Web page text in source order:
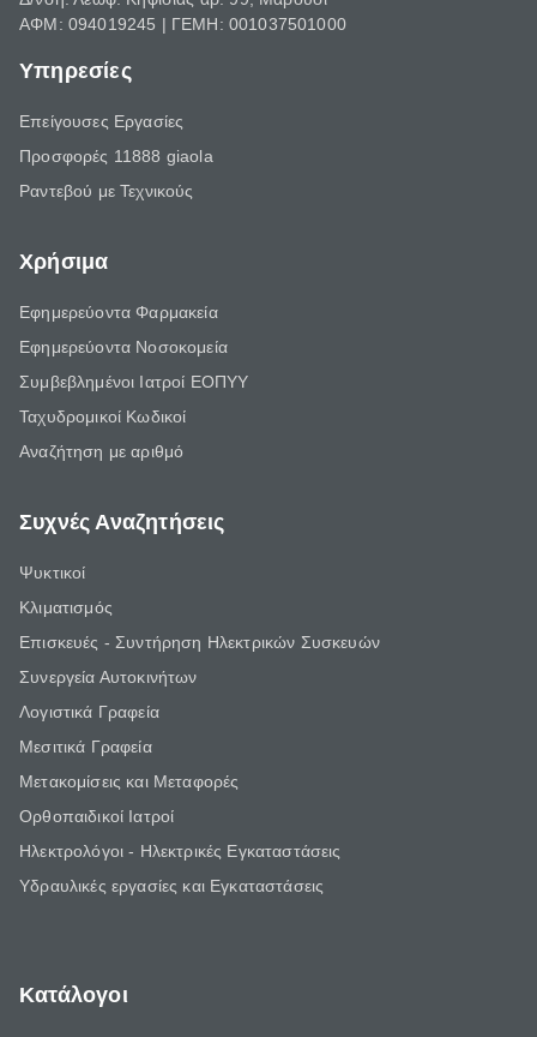
ΑΦΜ: 094019245 | ΓΕΜΗ: 001037501000
Υπηρεσίες
Επείγουσες Εργασίες
Προσφορές 11888 giaola
Ραντεβού με Τεχνικούς
Χρήσιμα
Εφημερεύοντα Φαρμακεία
Εφημερεύοντα Νοσοκομεία
Συμβεβλημένοι Ιατροί ΕΟΠΥΥ
Ταχυδρομικοί Κωδικοί
Αναζήτηση με αριθμό
Συχνές Αναζητήσεις
Ψυκτικοί
Κλιματισμός
Επισκευές - Συντήρηση Ηλεκτρικών Συσκευών
Συνεργεία Αυτοκινήτων
Λογιστικά Γραφεία
Μεσιτικά Γραφεία
Μετακομίσεις και Μεταφορές
Ορθοπαιδικοί Ιατροί
Ηλεκτρολόγοι - Ηλεκτρικές Εγκαταστάσεις
Υδραυλικές εργασίες και Εγκαταστάσεις
Κατάλογοι